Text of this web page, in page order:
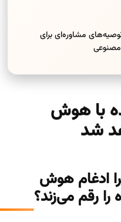
مشاوره‌ای برای
با هوش
شد
ادغام هوش
رقم می‌زند؟